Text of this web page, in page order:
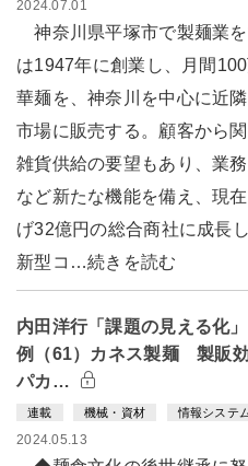
2024.07.01
神奈川県平塚市で製麺業
は1947年に創業し、月間
華麺を、神奈川を中心に近
市場に販売する。顧客から
雑貨供給の要望もあり、業
など新たな機能を備え、現
げ32億円の総合商社に成長し
新型コ…続きを読む
内田洋行「課題の見える化
例（61）カネス製麺 製販
パカ…
連載 機械・資材 情報システ
2024.05.13